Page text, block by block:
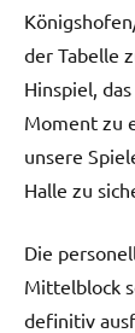
der Tabelle
Hinspiel,
Moment zu
unsere
Halle zu
Die
Mittelblock
definitiv